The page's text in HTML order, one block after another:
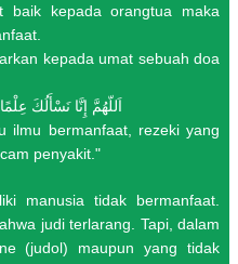
baik kepada orangtua maka
kepada umat sebuah doa
اَللّهُمَّ إِنَّا نَسْأَلُكَ
ilmu bermanfaat, rezeki yang
penyakit."
manusia tidak bermanfaat.
judi terlarang. Tapi, dalam
(judol) maupun yang tidak